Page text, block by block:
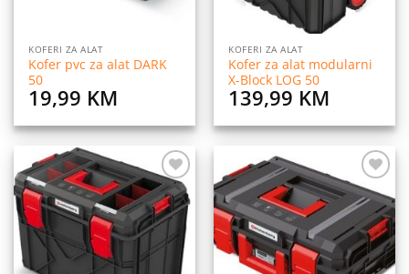
KOFERI ZA ALAT
Kofer pvc za alat DARK
50
19,99 KM
KOFERI ZA ALAT
Kofer za alat modularni
X-Block LOG 50
139,99 KM
Dodaj
na
listu
Dodaj
na
listu
želja